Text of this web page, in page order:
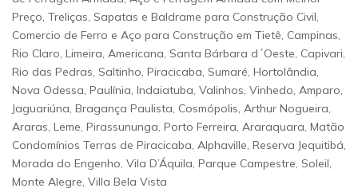
Preço, Treliças, Sapatas e Baldrame para Construção Civil,
Comercio de Ferro e Aço para Construção em Tietê, Campinas,
Rio Claro, Limeira, Americana, Santa Bárbara d´Oeste, Capivari,
Rio das Pedras, Saltinho, Piracicaba, Sumaré, Hortolândia,
Nova Odessa, Paulínia, Indaiatuba, Valinhos, Vinhedo, Amparo,
Jaguariúna, Bragança Paulista, Cosmópolis, Arthur Nogueira,
Araras, Leme, Pirassununga, Porto Ferreira, Araraquara, Matão
Condomínios Terras de Piracicaba, Alphaville, Reserva Jequitibá,
Morada do Engenho, Vila D’Áquila, Parque Campestre, Soleil,
Monte Alegre, Villa Bela Vista